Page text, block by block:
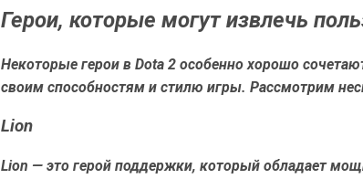
Герои, которые могут извлечь
Некоторые герои в Dota 2 особенно хорошо
своим способностям и стилю игры. Рассмотрим
Lion
Lion — это герой поддержки, который обладает